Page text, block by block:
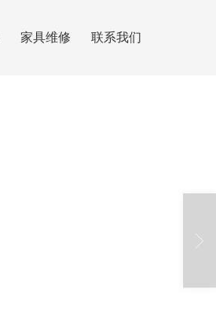
家具维修 联系我们